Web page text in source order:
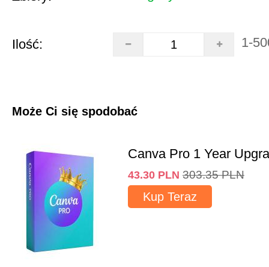
Ilość: 1-
Może Ci się spodobać
Canva Pro 1 Year
43.30 PLN 303.35 PLN
Kup Teraz